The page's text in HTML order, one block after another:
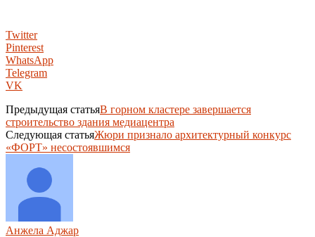
Twitter
Pinterest
WhatsApp
Telegram
VK
Предыдущая статьяВ горном кластере завершается
строительство здания медиацентра
Следующая статьяЖюри признало архитектурный конкурс
«ФОРТ» несостоявшимся
Анжела Аджар